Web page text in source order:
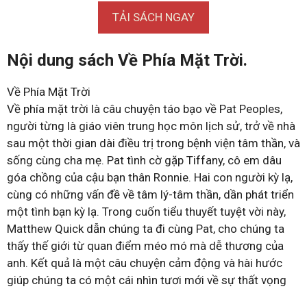
TẢI SÁCH NGAY
Nội dung sách Về Phía Mặt Trời.
Về Phía Mặt Trời
Về phía mặt trời là câu chuyện táo bạo về Pat Peoples,
người từng là giáo viên trung học môn lịch sử, trở về nhà
sau một thời gian dài điều trị trong bệnh viện tâm thần, và
sống cùng cha mẹ. Pat tình cờ gặp Tiffany, cô em dâu
góa chồng của cậu bạn thân Ronnie. Hai con người kỳ lạ,
cùng có những vấn đề về tâm lý-tâm thần, dần phát triển
một tình bạn kỳ lạ. Trong cuốn tiểu thuyết tuyệt vời này,
Matthew Quick dẫn chúng ta đi cùng Pat, cho chúng ta
thấy thế giới từ quan điểm méo mó mà dễ thương của
anh. Kết quả là một câu chuyện cảm động và hài hước
giúp chúng ta có một cái nhìn tươi mới về sự thất vọng